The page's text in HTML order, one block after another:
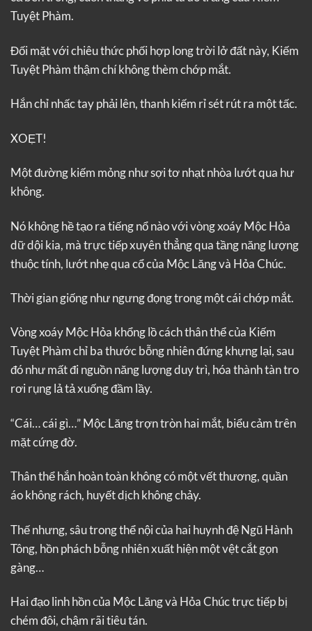
Tuyệt Phàm.
Đối mặt với chiêu thức phối hợp long trời lở đất này, Kiếm
Tuyệt Phàm thậm chí không thèm chớp mắt.
Hắn chỉ nhấc tay phải lên, thanh kiếm rỉ sét rút ra một tấc.
XOẸT!
Một đường kiếm mỏng như sợi tơ nhạt nhòa lướt qua hư
không.
Nó không hề tạo ra tiếng nổ nào với vòng xoáy Mộc Hỏa
dữ dội kia, mà trực tiếp xuyên thẳng qua tầng năng lượng
thuộc tính, lướt nhẹ qua cổ của Mộc Lăng và Hỏa Chúc.
Thời gian giống như ngưng đọng trong một cái chớp mắt.
Vòng xoáy Mộc Hỏa khổng lồ cách thân thể của Kiếm
Tuyệt Phàm chỉ ba thước bỗng nhiên đứng khựng lại, sau
đó như mất đi nguồn năng lượng duy trì, hóa thành tàn tro
rơi rụng lả tả xuống đầm lầy.
“Cái… cái gì…” Mộc Lăng trợn tròn hai mắt, biểu cảm trên
mặt cứng đờ.
Thân thể hắn hoàn toàn không có một vết thương, quần
áo không rách, huyết dịch không chảy.
Thế nhưng, sâu trong thể nội của hai huynh đệ Ngũ Hành
Tông, hồn phách bỗng nhiên xuất hiện một vệt cắt gọn
gàng…
Hai đạo linh hồn của Mộc Lăng và Hỏa Chúc trực tiếp bị
chém đôi, chậm rãi tiêu tán.